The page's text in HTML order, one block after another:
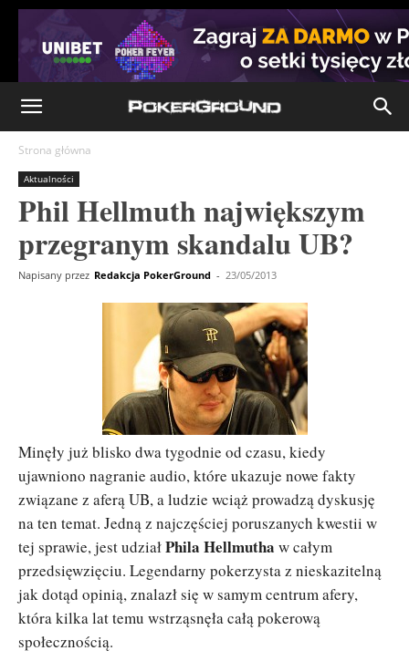
Strona główna
Aktualności
Phil Hellmuth największym
przegranym skandalu UB?
Napisany przez Redakcja PokerGround - 23/05/2013
Minęły już blisko dwa tygodnie od czasu, kiedy
ujawniono nagranie audio, które ukazuje nowe fakty
związane z aferą UB, a ludzie wciąż prowadzą dyskusję
na ten temat. Jedną z najczęściej poruszanych kwestii w
tej sprawie, jest udziałPhila Hellmutha w całym
przedsięwzięciu. Legendarny pokerzysta z nieskazitelną
jak dotąd opinią, znalazł się w samym centrum afery,
która kilka lat temu wstrząsnęła całą pokerową
społecznością.